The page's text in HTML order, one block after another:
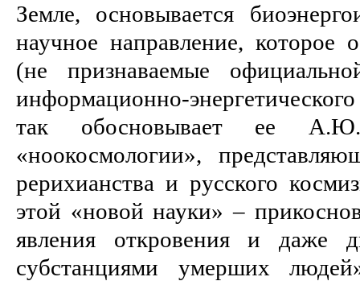
Земле, основывается
научное направление, которое
(не признаваемые
информационно-
так обосновывает ее
«ноокосмологии»,
рерихианства и русского
этой «новой науки» –
явления откровения и даже
субстанциями умерших